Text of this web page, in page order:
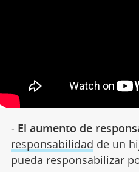
- El aumento de
responsabilidad de un
pueda responsabilizar